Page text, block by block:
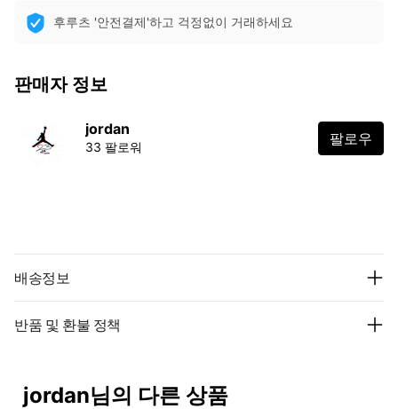
후루츠 '안전결제'하고 걱정없이 거래하세요
판매자 정보
jordan
33 팔로워 팔로우
배송정보
반품 및 환불 정책
jordan님의 다른 상품